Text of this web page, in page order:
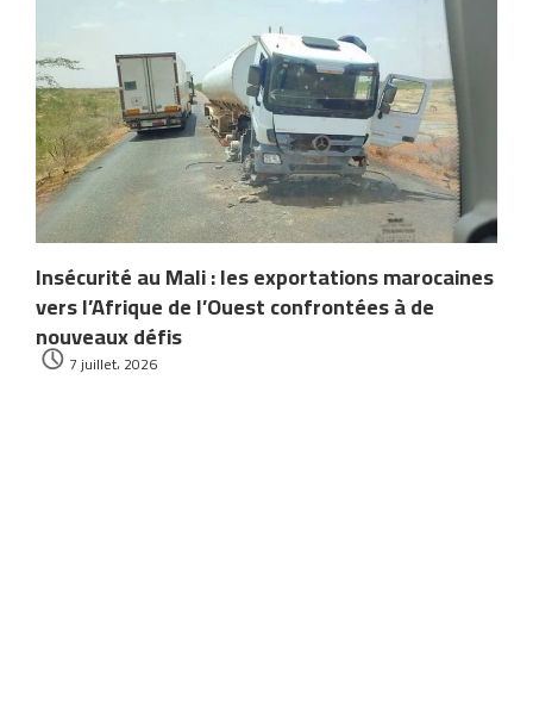
Insécurité au Mali : les exportations marocaines
vers l’Afrique de l’Ouest confrontées à de
nouveaux défis
7 juillet، 2026